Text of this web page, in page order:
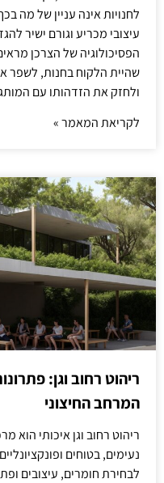
לחנויות אינה עניין של מה
עיצובי מכריע וגורם ישיר
הפסיכולוגיה של הצרכן
שהיית הלקוח בחנות, לשפר
ולחזק את הזדהותו עם
לקריאת המאמר »
ריהוט רחוב וגן:
המרחב החיצוני
ריהוט רחוב וגן איכותי הוא
נעימים, בטוחים
לבחירת חומרים, עיצובים